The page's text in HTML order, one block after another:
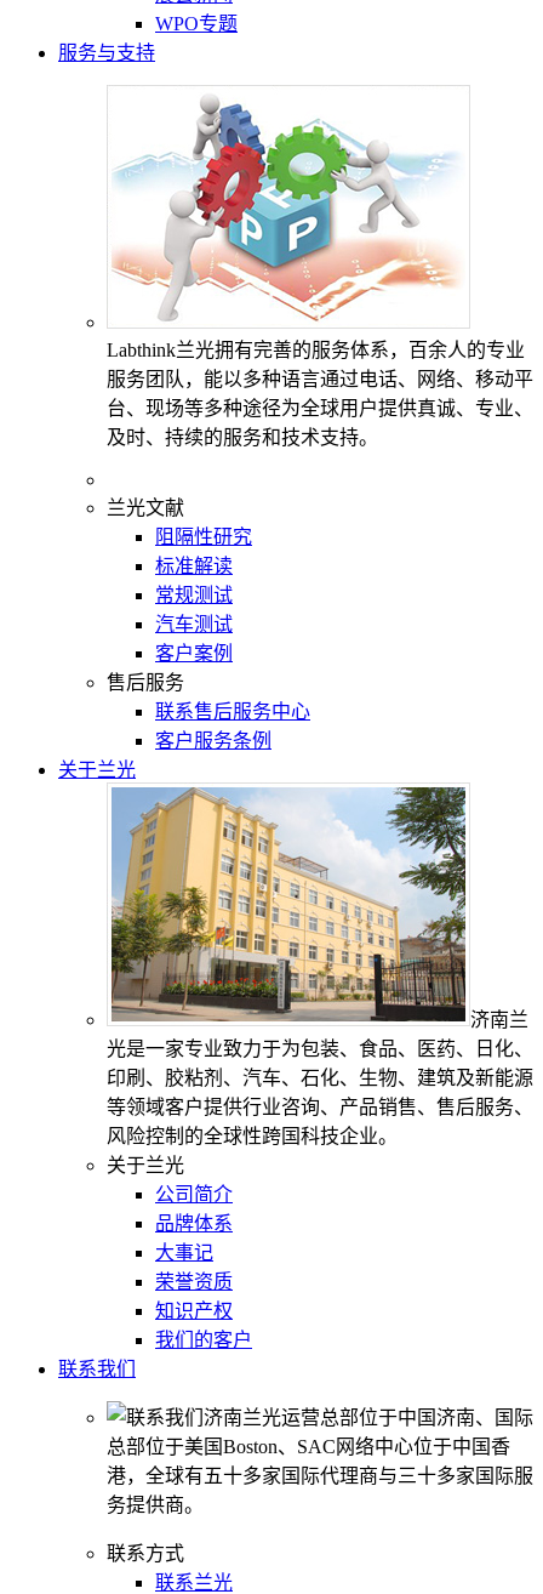
WPO专题
服务与支持
Labthink兰光拥有完善的服务体系，百余人的专业
服务团队，能以多种语言通过电话、网络、移动平
台、现场等多种途径为全球用户提供真诚、专业、
及时、持续的服务和技术支持。
兰光文献
阻隔性研究
标准解读
常规测试
汽车测试
客户案例
售后服务
联系售后服务中心
客户服务条例
关于兰光
济南兰
光是一家专业致力于为包装、食品、医药、日化、
印刷、胶粘剂、汽车、石化、生物、建筑及新能源
等领域客户提供行业咨询、产品销售、售后服务、
风险控制的全球性跨国科技企业。
关于兰光
公司简介
品牌体系
大事记
荣誉资质
知识产权
我们的客户
联系我们
济南兰光运营总部位于中国济南、国际
总部位于美国Boston、SAC网络中心位于中国香
港，全球有五十多家国际代理商与三十多家国际服
务提供商。
联系方式
联系兰光